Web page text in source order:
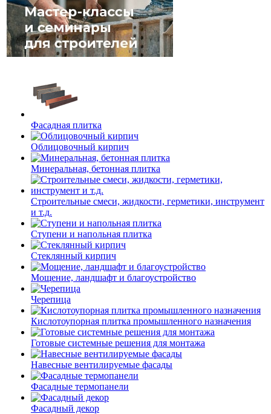
Фасадная плитка
Облицовочный кирпич
Минеральная, бетонная плитка
Строительные смеси, жидкости, герметики, инструмент
и т.д.
Ступени и напольная плитка
Cтеклянный кирпич
Мощение, ландшафт и благоустройство
Черепица
Кислотоупорная плитка промышленного назначения
Готовые системные решения для монтажа
Навесные вентилируемые фасады
Фасадные термопанели
Фасадный декор